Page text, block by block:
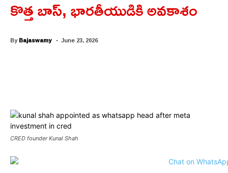
కొత్త బాస్, భారతీయుడికి అవకాశం
ByBajaswamy - June 23, 2026
CRED founder Kunal Shah